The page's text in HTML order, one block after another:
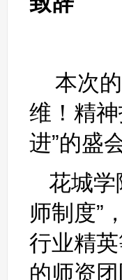
本次
维！精
进”的盛
花城学
师制度”
行业精
的师资团